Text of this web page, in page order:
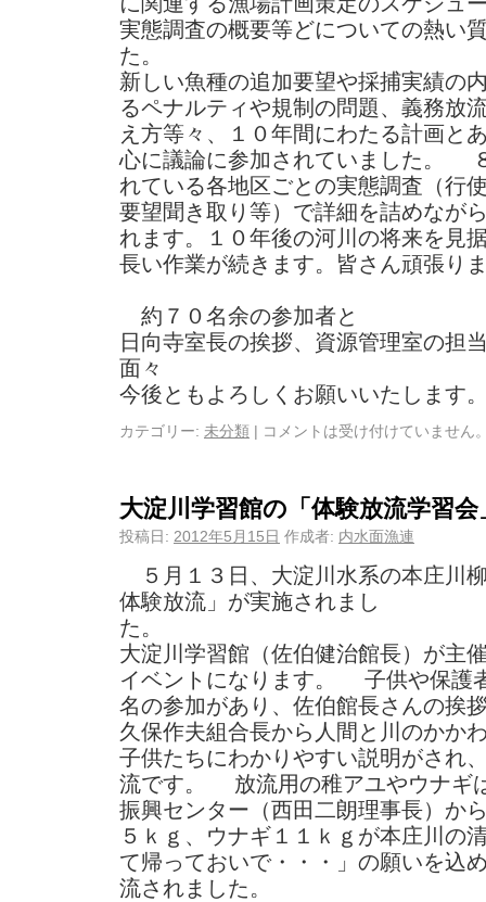
実態調査の概要等どについての熱い
新しい魚種の追加要望や採捕実績の
るペナルティや規制の問題、義務放
え方等々、１０年間にわたる計画と
心に議論に参加されていました。
れている各地区ごとの実態調査（行
要望聞き取り等）で詳細を詰めなが
れます。１０年後の河川の将来を見
長い作業が続きます。皆さん頑張
約７０名余の
日向寺室長の挨拶、資源管理室の担
今後ともよろしくお願いいたします
カテゴリー: 未分類 | コメントは受け付けていません
大淀川学習館の「体験放流学習
投稿日: 2012年5月15日 作成者: 内水面漁連
５月１３日、大淀川水系の本庄川
体験放流」が実施されまし
大淀川学習館（佐伯健治館長）が主
イベントになります。 子供や保護
名の参加があり、佐伯館長さんの挨
久保作夫組合長から人間と川のかか
子供たちにわかりやすい説明がされ
流です。 放流用の稚アユやウナギ
振興センター（西田二朗理事長）か
５ｋｇ、ウナギ１１ｋｇが本庄川の
て帰っておいで・・・」の願いを込
流されました。